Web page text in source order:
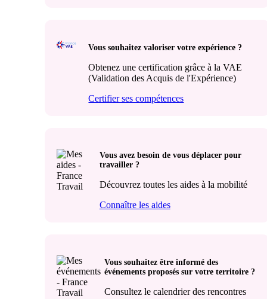
Vous souhaitez valoriser votre expérience ?
Obtenez une certification grâce à la VAE
(Validation des Acquis de l'Expérience)
Certifier ses compétences
Vous avez besoin de vous déplacer pour
travailler ?
Découvrez toutes les aides à la mobilité
Connaître les aides
Vous souhaitez être informé des
événements proposés sur votre territoire ?
Consultez le calendrier des rencontres